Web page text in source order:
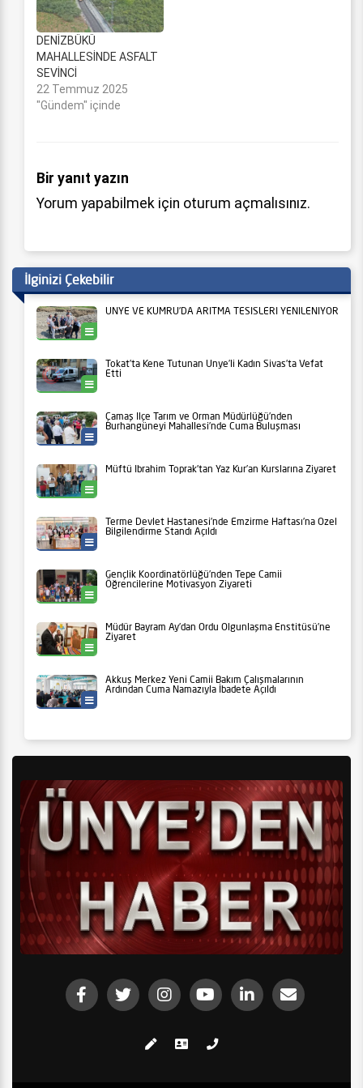
DENİZBÜKÜ
MAHALLESİNDE ASFALT
SEVİNCİ
22 Temmuz 2025
"Gündem" içinde
Bir yanıt yazın
Yorum yapabilmek için oturum açmalısınız.
İlginizi Çekebilir
ÜNYE VE KUMRU’DA ARITMA TESİSLERİ YENİLENİYOR
Tokat’ta Kene Tutunan Ünye’li Kadın Sivas’ta Vefat
Etti
Çamaş İlçe Tarım ve Orman Müdürlüğü’nden
Burhangüneyi Mahallesi’nde Cuma Buluşması
Müftü İbrahim Toprak’tan Yaz Kur’an Kurslarına Ziyaret
Terme Devlet Hastanesi’nde Emzirme Haftası’na Özel
Bilgilendirme Standı Açıldı
Gençlik Koordinatörlüğü’nden Tepe Camii
Öğrencilerine Motivasyon Ziyareti
Müdür Bayram Ay’dan Ordu Olgunlaşma Enstitüsü’ne
Ziyaret
Akkuş Merkez Yeni Camii Bakım Çalışmalarının
Ardından Cuma Namazıyla İbadete Açıldı